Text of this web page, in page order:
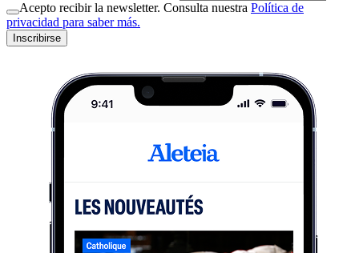
Acepto recibir la newsletter. Consulta nuestra Política de
privacidad para saber más.
Inscribirse